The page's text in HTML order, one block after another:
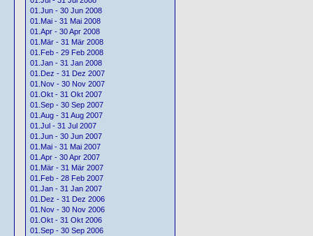
01.Jun - 30 Jun 2008
01.Mai - 31 Mai 2008
01.Apr - 30 Apr 2008
01.Mär - 31 Mär 2008
01.Feb - 29 Feb 2008
01.Jan - 31 Jan 2008
01.Dez - 31 Dez 2007
01.Nov - 30 Nov 2007
01.Okt - 31 Okt 2007
01.Sep - 30 Sep 2007
01.Aug - 31 Aug 2007
01.Jul - 31 Jul 2007
01.Jun - 30 Jun 2007
01.Mai - 31 Mai 2007
01.Apr - 30 Apr 2007
01.Mär - 31 Mär 2007
01.Feb - 28 Feb 2007
01.Jan - 31 Jan 2007
01.Dez - 31 Dez 2006
01.Nov - 30 Nov 2006
01.Okt - 31 Okt 2006
01.Sep - 30 Sep 2006